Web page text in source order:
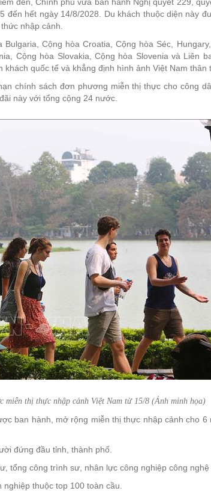
đến hết ngày 14/8/2028. Du khách thuộc diện này
nhập cảnh.
Cộng hòa Croatia, Cộng hòa Séc,
Cộng hòa Slovakia, Cộng hòa Slovenia và Liên
quốc tế và khẳng định hình ảnh Việt Nam thân
chính sách đơn phương miễn thị thực cho công
này với tổng cộng 24 nước.
miễn thị thực nhập cảnh Việt Nam từ 15/8 (Ảnh minh họa)
ban hành, mở rộng miễn thị thực nhập cảnh cho
đứng đầu tỉnh, thành phố.
tổng công trình sư, nhân lực công nghiệp công nghệ
thuộc top 100 toàn cầu.